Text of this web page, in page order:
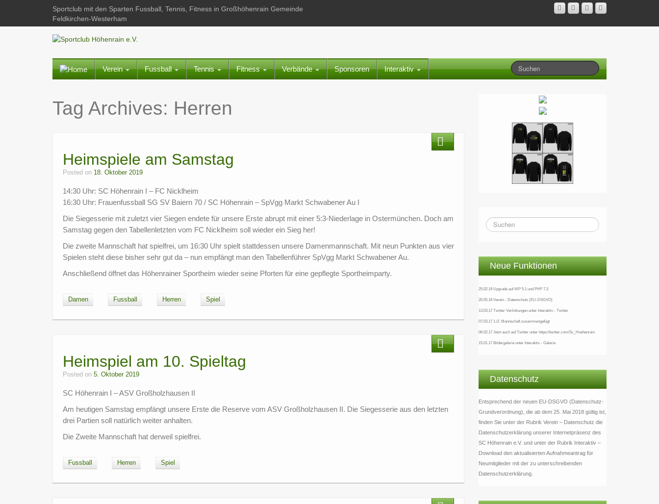
Sportclub mit den Sparten Fussball, Tennis, Fitness in Großhöhenrain Gemeinde
Feldkirchen-Westerham
Verein Fussball Tennis Fitness Verbände Sponsoren Interaktiv
Tag Archives: Herren
Heimspiele am Samstag
Posted on 18. Oktober 2019
14:30 Uhr: SC Höhenrain I – FC Nicklheim
16:30 Uhr: Frauenfussball SG SV Baiern 70 / SC Höhenrain – SpVgg Markt Schwabener Au I
Die Siegesserie mit zuletzt vier Siegen endete für unsere Erste abrupt mit einer 5:3-Niederlage in Ostermünchen. Doch am
Samstag gegen den Tabellenletzten vom FC Nicklheim soll wieder ein Sieg her!
Die zweite Mannschaft hat spielfrei, um 16:30 Uhr spielt stattdessen unsere Damenmannschaft. Mit neun Punkten aus vier
Spielen steht diese bisher sehr gut da – nun empfängt man den Tabellenführer SpVgg Markt Schwabener Au.
Anschließend öffnet das Höhenrainer Sportheim wieder seine Pforten für eine gepflegte Sportheimparty.
Damen Fussball Herren Spiel
Heimspiel am 10. Spieltag
Posted on 5. Oktober 2019
SC Höhenrain I – ASV Großholzhausen II
Am heutigen Samstag empfängt unsere Erste die Reserve vom ASV Großholzhausen II. Die Siegesserie aus den letzten
drei Partien soll natürlich weiter anhalten.
Die Zweite Mannschaft hat derweil spielfrei.
Fussball Herren Spiel
Neue Funktionen
25.02.19 Upgrade auf WP 5.1 und PHP 7.3
20.05.18 Verein - Datenschutz (EU-DSGVO)
13.03.17 Twitter Verlinkungen unter Interaktiv - Twitter
07.03.17 1./2. Mannschaft zusammengefügt
06.02.17 Jetzt auch auf Twitter unter https://twitter.com/Sc_Hoehenrain
15.01.17 Bildergalerie unter Interaktiv - Galerie
Datenschutz
Entsprechend der neuen EU-DSGVO (Datenschutz-
Grundverordnung), die ab dem 25. Mai 2018 gültig ist,
finden Sie unter der Rubrik Verein – Datenschutz die
Datenschutzerklärung unserer Internetpräsenz des
SC Höhenrain e.V. und unter der Rubrik Interaktiv –
Download den aktualisierten Aufnahmeantrag für
Neumitglieder mit der zu unterschreibenden
Datenschutzerklärung.